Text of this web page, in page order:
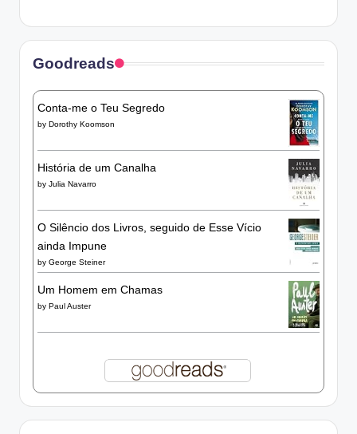
Goodreads
Conta-me o Teu Segredo
by Dorothy Koomson
História de um Canalha
by Julia Navarro
O Silêncio dos Livros, seguido de Esse Vício
ainda Impune
by George Steiner
Um Homem em Chamas
by Paul Auster